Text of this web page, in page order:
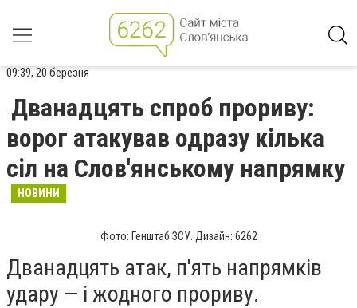
09:39, 20 березня
Дванадцять спроб прориву:
ворог атакував одразу кілька
сіл на Слов'янському напрямку
НОВИНИ
Фото: Генштаб ЗСУ. Дизайн: 6262
Дванадцять атак, п'ять напрямків
удару — і жодного прориву.